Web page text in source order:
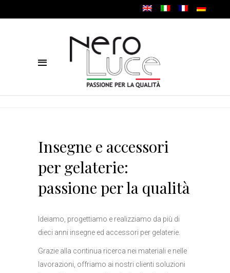
Insegne e accessori
per gelaterie:
passione per la qualità
Ideiamo, progettiamo e realizziamo da più di
dieci anni insegne ed accessori per gelaterie.
Grazie alla continua ricerca nei materiali e nelle
lavorazioni, offriamo ai nostri clienti soluzioni